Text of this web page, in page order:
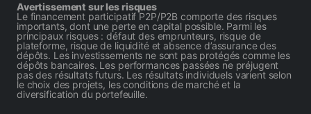
Avertissement sur les risques
Le financement participatif P2P/P2B comporte des risques
importants, dont une perte en capital possible. Parmi les
principaux risques : défaut des emprunteurs, risque de
plateforme, risque de liquidité et absence d’assurance des
dépôts. Les investissements ne sont pas protégés comme les
dépôts bancaires. Les performances passées ne préjugent
pas des résultats futurs. Les résultats individuels varient selon
le choix des projets, les conditions de marché et la
diversification du portefeuille.